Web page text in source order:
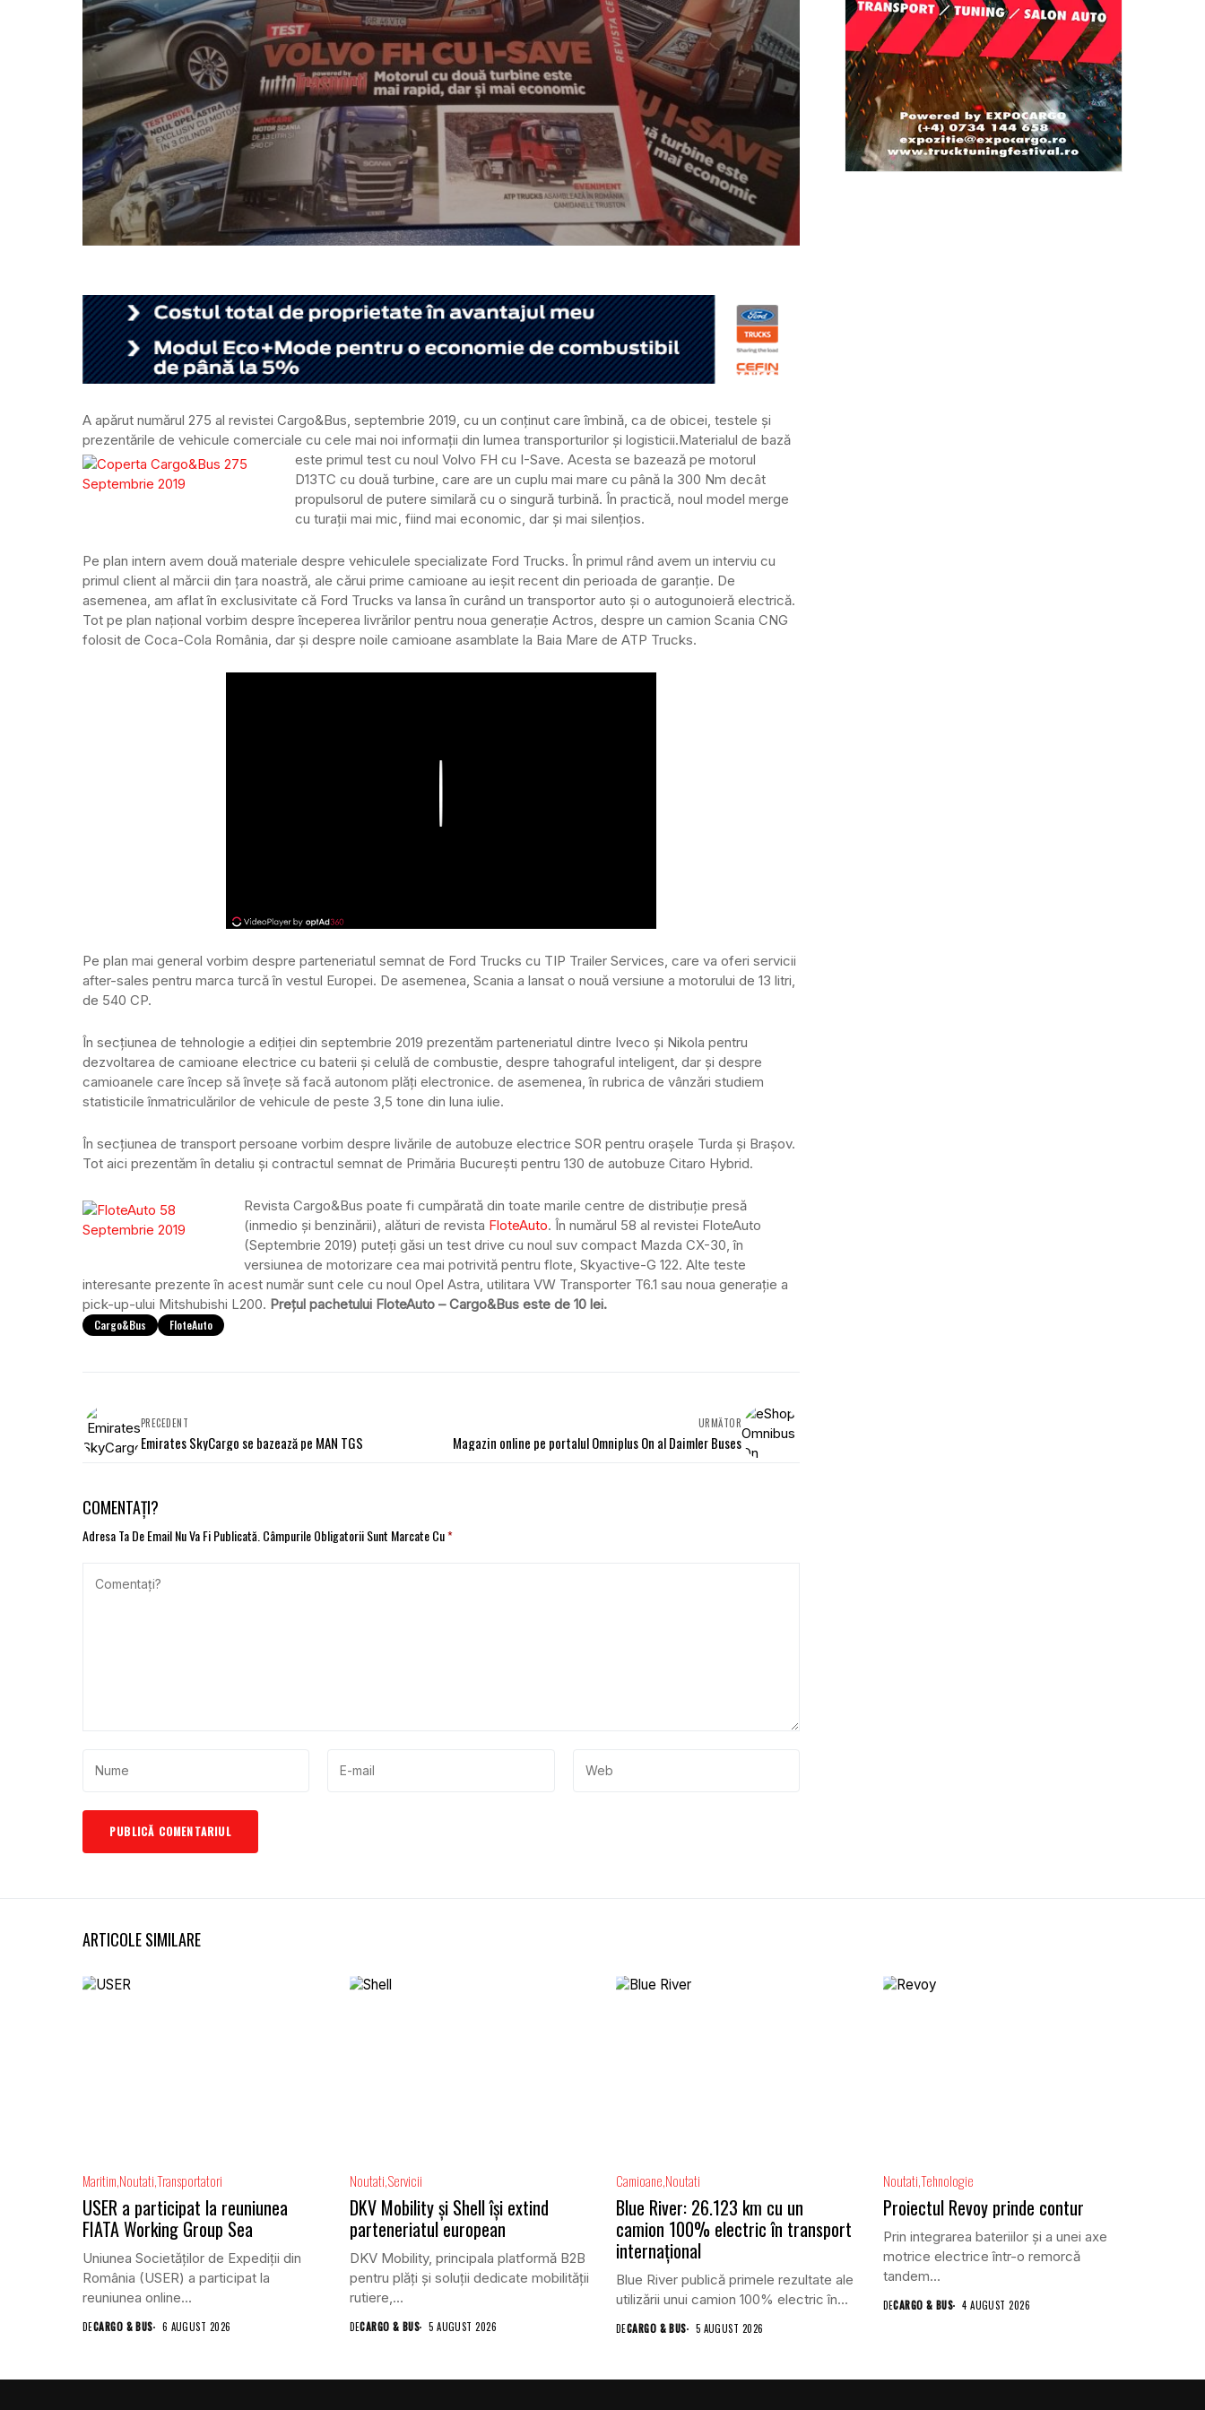
A apărut numărul 275 al revistei Cargo&Bus, septembrie 2019, cu un conținut care îmbină, ca de obicei, testele și
prezentările de vehicule comerciale cu cele mai noi informații din lumea transporturilor și logisticii.Materialul de bază
este primul test cu noul Volvo FH cu I-Save. Acesta se bazează pe motorul
D13TC cu două turbine, care are un cuplu mai mare cu până la 300 Nm decât
propulsorul de putere similară cu o singură turbină. În practică, noul model merge
cu turații mai mic, fiind mai economic, dar și mai silențios.
Pe plan intern avem două materiale despre vehiculele specializate Ford Trucks. În primul rând avem un interviu cu
primul client al mărcii din țara noastră, ale cărui prime camioane au ieșit recent din perioada de garanție. De
asemenea, am aflat în exclusivitate că Ford Trucks va lansa în curând un transportor auto și o autogunoieră electrică.
Tot pe plan național vorbim despre începerea livrărilor pentru noua generație Actros, despre un camion Scania CNG
folosit de Coca-Cola România, dar și despre noile camioane asamblate la Baia Mare de ATP Trucks.
Pe plan mai general vorbim despre parteneriatul semnat de Ford Trucks cu TIP Trailer Services, care va oferi servicii
after-sales pentru marca turcă în vestul Europei. De asemenea, Scania a lansat o nouă versiune a motorului de 13 litri,
de 540 CP.
În secțiunea de tehnologie a ediției din septembrie 2019 prezentăm parteneriatul dintre Iveco și Nikola pentru
dezvoltarea de camioane electrice cu baterii și celulă de combustie, despre tahograful inteligent, dar și despre
camioanele care încep să învețe să facă autonom plăți electronice. de asemenea, în rubrica de vânzări studiem
statisticile înmatriculărilor de vehicule de peste 3,5 tone din luna iulie.
În secțiunea de transport persoane vorbim despre livările de autobuze electrice SOR pentru orașele Turda și Brașov.
Tot aici prezentăm în detaliu și contractul semnat de Primăria București pentru 130 de autobuze Citaro Hybrid.
Revista Cargo&Bus poate fi cumpărată din toate marile centre de distribuție presă
(inmedio și benzinării), alături de revista FloteAuto. În numărul 58 al revistei FloteAuto
(Septembrie 2019) puteți găsi un test drive cu noul suv compact Mazda CX-30, în
versiunea de motorizare cea mai potrivită pentru flote, Skyactive-G 122. Alte teste
interesante prezente în acest număr sunt cele cu noul Opel Astra, utilitara VW Transporter T6.1 sau noua generație a
pick-up-ului Mitshubishi L200. Prețul pachetului FloteAuto – Cargo&Bus este de 10 lei.
Cargo&Bus FloteAuto
PRECEDENT
Emirates SkyCargo se bazează pe MAN TGS
URMĂTOR
Magazin online pe portalul Omniplus On al Daimler Buses
COMENTAȚI?
Adresa Ta De Email Nu Va Fi Publicată. Câmpurile Obligatorii Sunt Marcate Cu*
ARTICOLE SIMILARE
Maritim NoutatiTransportatori
USER a participat la reuniunea
FIATA Working Group Sea
Uniunea Societăților de Expediții din
România (USER) a participat la
reuniunea online...
DECARGO & BUS 6 AUGUST 2026
Noutati Servicii
DKV Mobility și Shell își extind
parteneriatul european
DKV Mobility, principala platformă B2B
pentru plăți și soluții dedicate mobilității
rutiere,...
DECARGO & BUS 5 AUGUST 2026
Camioane Noutati
Blue River: 26.123 km cu un
camion 100% electric în transport
internațional
Blue River publică primele rezultate ale
utilizării unui camion 100% electric în...
DECARGO & BUS 5 AUGUST 2026
NoutatiTehnologie
Proiectul Revoy prinde contur
Prin integrarea bateriilor și a unei axe
motrice electrice într-o remorcă
tandem...
DECARGO & BUS 4 AUGUST 2026